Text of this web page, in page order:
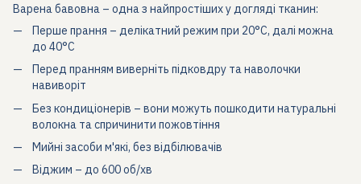
Варена бавовна – одна з найпростіших у догляді тканин:
Перше прання – делікатний режим при 20°C, далі можна
до 40°C
Перед пранням виверніть підковдру та наволочки
навиворіт
Без кондиціонерів – вони можуть пошкодити натуральні
волокна та спричинити пожовтіння
Мийні засоби м'які, без відбілювачів
Віджим – до 600 об/хв